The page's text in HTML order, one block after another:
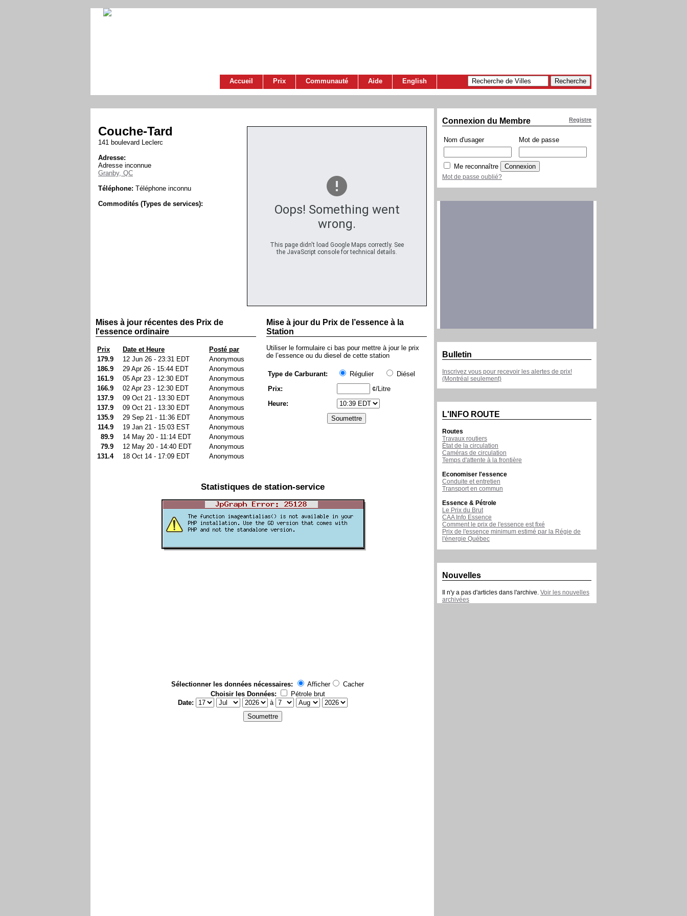
Accueil Prix Communauté Aide English
Oops! Something went
wrong.
This page didn't load Google Maps correctly. See
the JavaScript console for technical details.
Couche-Tard
141 boulevard Leclerc
Adresse:
Adresse inconnue
Granby, QC
Téléphone: Téléphone inconnu
Commodités (Types de services):
Mises à jour récentes des Prix de
l'essence ordinaire
Prix Date et Heure
Posté par
179.9
12 Jun 26 - 23:31 EDT
Anonymous
186.9
29 Apr 26 - 15:44 EDT
Anonymous
161.9
05 Apr 23 - 12:30 EDT
Anonymous
166.9
02 Apr 23 - 12:30 EDT
Anonymous
137.9
09 Oct 21 - 13:30 EDT
Anonymous
137.9
09 Oct 21 - 13:30 EDT
Anonymous
135.9
29 Sep 21 - 11:36 EDT
Anonymous
114.9
19 Jan 21 - 15:03 EST
Anonymous
89.9
14 May 20 - 11:14 EDT
Anonymous
79.9
12 May 20 - 14:40 EDT
Anonymous
131.4
18 Oct 14 - 17:09 EDT Anonymous
Mise à jour du Prix de l’essence à la
Station
Utiliser le formulaire ci bas pour mettre à jour le prix
de l’essence ou du diesel de cette station
Type de Carburant: Régulier
Diésel
Prix:
¢/Litre
Heure:
Statistiques de station-service
Sélectionner les données nécessaires: Afficher
Cacher
Choisir les Données:
Pétrole brut
Date:
à
Registre
Connexion du Membre
Nom d'usager Mot de passe
Me reconnaître
Mot de passe oublié?
Bulletin
Inscrivez vous pour recevoir les alertes de prix!
(Montréal seulement)
L'INFO ROUTE
Routes
Travaux routiers
État de la circulation
Caméras de circulation
Temps d'attente à la frontière
Economiser l'essence
Conduite et entretien
Transport en commun
Essence & Pétrole
Le Prix du Brut
CAA Info Essence
Comment le prix de l'essence est fixé
Prix de l'essence minimum estimé par la Régie de
l'énergie Québec
Nouvelles
Il n'y a pas d'articles dans l'archive. Voir les nouvelles
archivées